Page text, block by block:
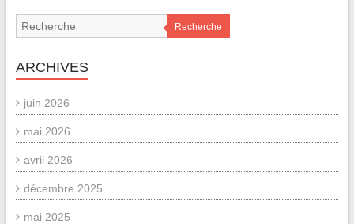
Recherche
ARCHIVES
juin 2026
mai 2026
avril 2026
décembre 2025
mai 2025